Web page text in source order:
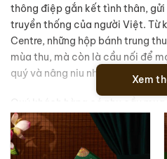
thông điệp gắn kết tình thân,
truyền thống của người Việt. Từ
Centre, những hộp bánh trung
mùa thu, mà còn là cầu nối để
quý và nâng niu những khoảnh
Quý khách hàng có nhu cầu
có thể Inbox ngay để nhận báo
tôi:
Xem